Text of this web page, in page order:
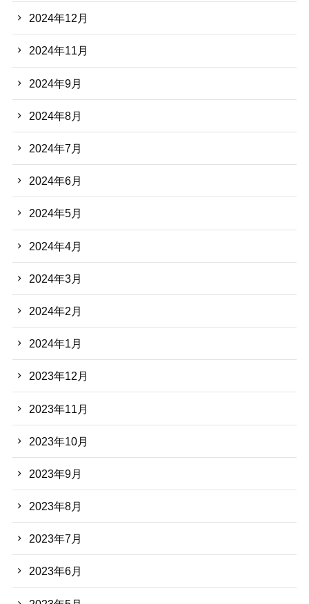
2024年12月
2024年11月
2024年9月
2024年8月
2024年7月
2024年6月
2024年5月
2024年4月
2024年3月
2024年2月
2024年1月
2023年12月
2023年11月
2023年10月
2023年9月
2023年8月
2023年7月
2023年6月